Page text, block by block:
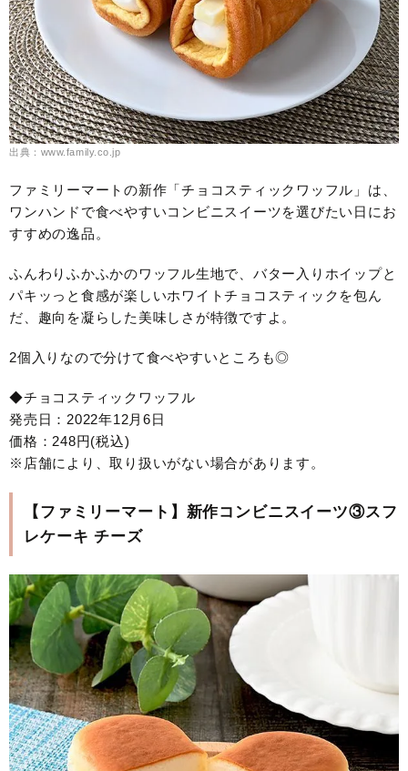
出典：www.family.co.jp
ファミリーマートの新作「チョコスティックワッフル」は、
ワンハンドで食べやすいコンビニスイーツを選びたい日にお
すすめの逸品。
ふんわりふかふかのワッフル生地で、バター入りホイップと
パキッっと食感が楽しいホワイトチョコスティックを包ん
だ、趣向を凝らした美味しさが特徴ですよ。
2個入りなので分けて食べやすいところも◎
◆チョコスティックワッフル
発売日：2022年12月6日
価格：248円(税込)
※店舗により、取り扱いがない場合があります。
【ファミリーマート】新作コンビニスイーツ③スフ
レケーキ チーズ